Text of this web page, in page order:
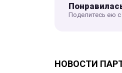
Поделитесь ею с